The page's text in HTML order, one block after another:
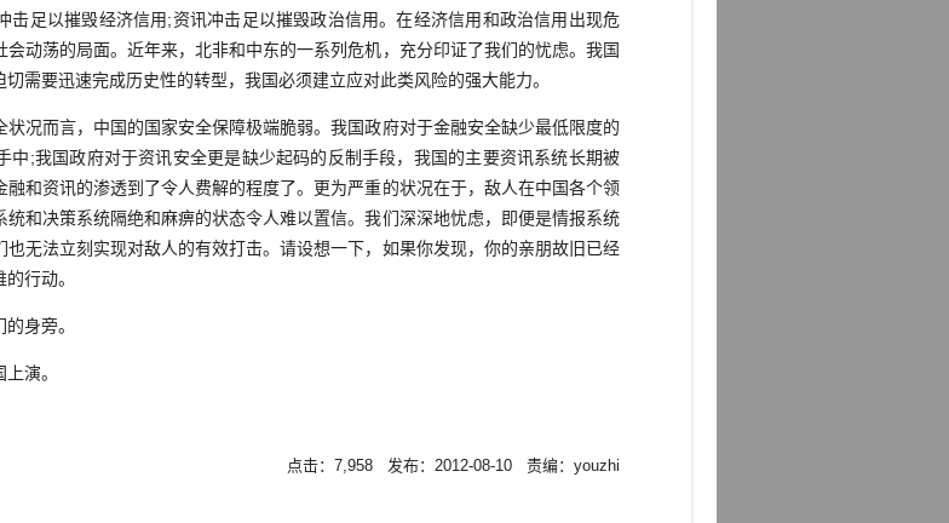
击足以摧毁经济信用;资讯冲击足以摧毁政治信用。在经济信用和政治信用出现危
动荡的局面。近年来，北非和中东的一系列危机，充分印证了我们的忧虑。我国
需要迅速完成历史性的转型，我国必须建立应对此类风险的强大能力。
而言，中国的国家安全保障极端脆弱。我国政府对于金融安全缺少最低限度的
中;我国政府对于资讯安全更是缺少起码的反制手段，我国的主要资讯系统长期被
和资讯的渗透到了令人费解的程度了。更为严重的状况在于，敌人在中国各个领
和决策系统隔绝和麻痹的状态令人难以置信。我们深深地忧虑，即便是情报系统
无法立刻实现对敌人的有效打击。请设想一下，如果你发现，你的亲朋故旧已经
行动。
身旁。
演。
点击：7,958 发布：2012-08-10 责编：youzhi